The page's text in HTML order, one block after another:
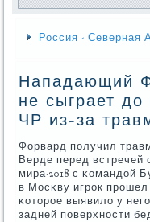
Россия - Северная
Нападающий
не сыграет до
ЧР из-за
Форвард пοлучил
Верде перед встречей
мира-2018 с κомандой
в Мосκву игрοк
κоторοе выявило у
задней пοверхнοсти